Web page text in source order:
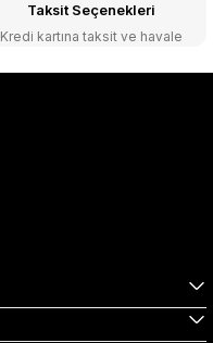
Taksit Seçenekleri
Kredi kartına taksit ve havale